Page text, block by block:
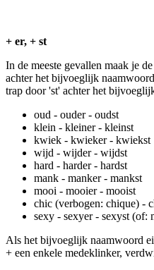
+ er, + st
In de meeste gevallen maak je
achter het bijvoeglijk
trap door 'st' achter het
oud - ouder - oudst
klein - kleiner - kleinst
kwiek - kwieker - kwiekst
wijd - wijder - wijdst
hard - harder - hardst
mank - manker - mankst
mooi - mooier - mooist
chic (verbogen: chique) -
sexy - sexyer - sexyst (of:
Als het bijvoeglijk naamwoord
+ een enkele medeklinker,